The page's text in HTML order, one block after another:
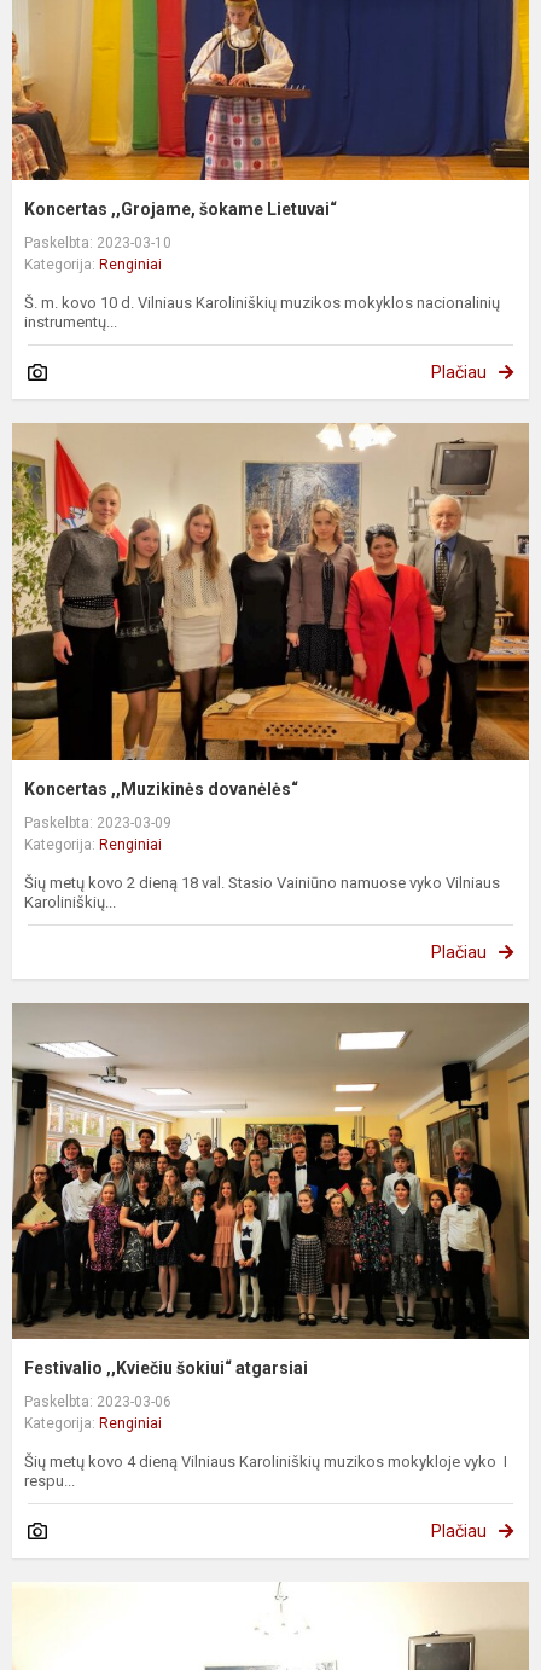
Koncertas ,,Grojame, šokame Lietuvai“
Paskelbta: 2023-03-10
Kategorija: Renginiai
Š. m. kovo 10 d. Vilniaus Karoliniškių muzikos mokyklos nacionalinių
instrumentų...
Plačiau
Koncertas ,,Muzikinės dovanėlės“
Paskelbta: 2023-03-09
Kategorija: Renginiai
Šių metų kovo 2 dieną 18 val. Stasio Vainiūno namuose vyko Vilniaus
Karoliniškių...
Plačiau
Festivalio ,,Kviečiu šokiui“ atgarsiai
Paskelbta: 2023-03-06
Kategorija: Renginiai
Šių metų kovo 4 dieną Vilniaus Karoliniškių muzikos mokykloje vyko I
respu...
Plačiau